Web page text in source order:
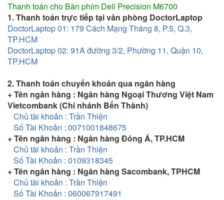
Thanh toán cho Bàn phím Dell Precision M6700
1. Thanh toán trực tiếp tại văn phòng DoctorLaptop
DoctorLaptop 01: 179 Cách Mạng Tháng 8, P.5, Q.3,
TP.HCM
DoctorLaptop 02: 91A đường 3/2, Phường 11, Quận 10,
TP.HCM
2. Thanh toán chuyển khoản qua ngân hàng
+ Tên ngân hàng : Ngân hàng Ngoại Thương Việt Nam
Vietcombank (Chi nhánh Bến Thành)
Chủ tài khoản : Trần Thiện
Số Tài Khoản : 0071001848675
+ Tên ngân hàng : Ngân hàng Đông Á, TP.HCM
Chủ tài khoản : Trần Thiện
Số Tài Khoản : 0109318345
+ Tên ngân hàng : Ngân hàng Sacombank, TPHCM
Chủ tài khoản : Trần Thiện
Số Tài Khoản : 060067917491